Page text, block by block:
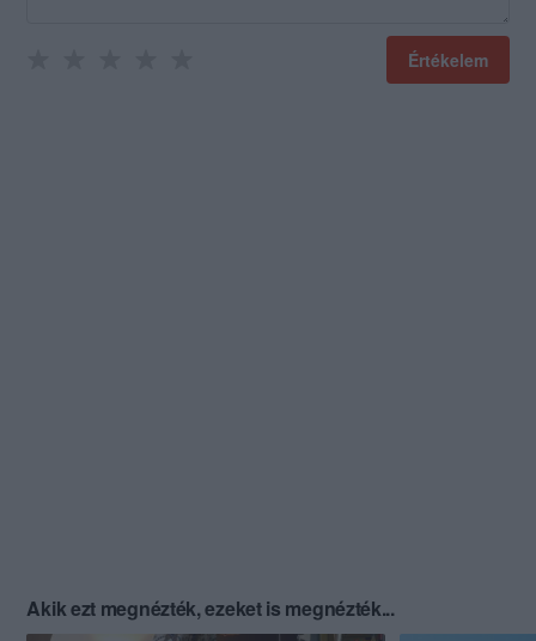
Értékelem
Akik ezt megnézték, ezeket is megnézték...